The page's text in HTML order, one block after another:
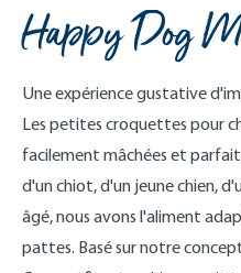
Happy Dog
Une expérience gustative
Les petites croquettes pour
facilement mâchées et
d'un chiot, d'un jeune chien,
âgé, nous avons l'aliment
pattes. Basé sur notre